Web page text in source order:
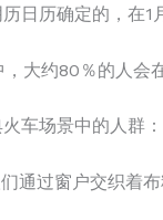
日历确定的，在1
大约80％的人会
车场景中的人群：
通过窗户交织着布